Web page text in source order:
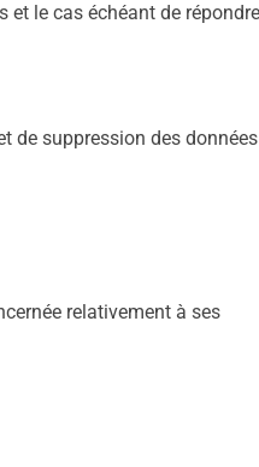
et le cas échéant de
de suppression des
relativement à ses